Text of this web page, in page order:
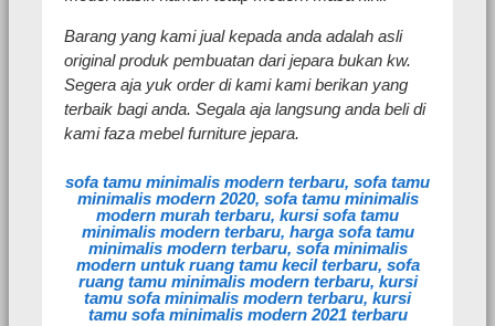
Barang yang kami jual kepada anda adalah asli
original produk pembuatan dari jepara bukan kw.
Segera aja yuk order di kami kami berikan yang
terbaik bagi anda. Segala aja langsung anda beli di
kami faza mebel furniture jepara.
sofa tamu minimalis modern terbaru, sofa tamu
minimalis modern 2020, sofa tamu minimalis
modern murah terbaru, kursi sofa tamu
minimalis modern terbaru, harga sofa tamu
minimalis modern terbaru, sofa minimalis
modern untuk ruang tamu kecil terbaru, sofa
ruang tamu minimalis modern terbaru, kursi
tamu sofa minimalis modern terbaru, kursi
tamu sofa minimalis modern 2021 terbaru